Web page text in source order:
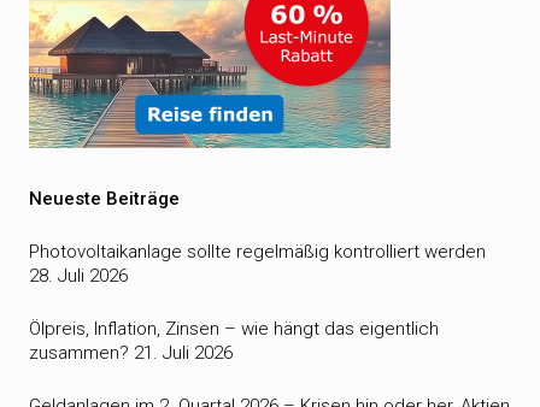
Neueste Beiträge
Photovoltaikanlage sollte regelmäßig kontrolliert werden
28. Juli 2026
Ölpreis, Inflation, Zinsen – wie hängt das eigentlich
zusammen? 21. Juli 2026